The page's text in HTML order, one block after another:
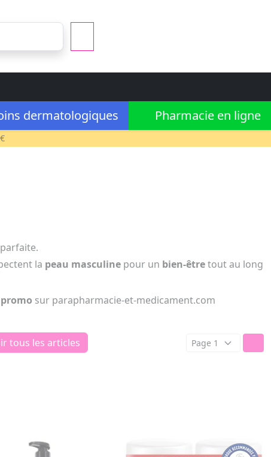
dermatologiques
Pharmacie en ligne
la peau masculine pour un bien-êtretout au long
promo sur parapharmacie-et-medicament.com
tous les articles